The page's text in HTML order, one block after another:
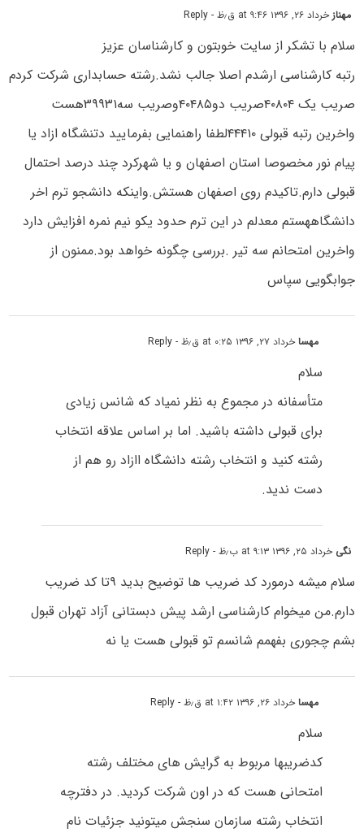
مهنازخرداد ۲۶, ۱۳۹۶ at ۹:۴۶ ق٫ظ - Reply
سلام با تشکر از سایت خوبتون و کارشناسان عزیز
رتبه کارشناسی ارشدم اصلا جالب نشد.رشته حسابداری شرکت کردم
صریب یک ۴۰۸۰۴صریب دو۴۰۴۸۵وصریب سه۳۹۹۳۱هست
واخرین رتبه قبولی ۴۴۴۱۰لطفا راهنمایی بفرمایید دتنشگاه ازاد یا
پیام نور مخصوصا استان اصفهان و یا شهرکرد چند درصد احتمال
قبولی دارم.تاکیدم روی اصفهان هستش.واینکه دانشجو ترم اخر
دانشگاههستم معدلم در این ترم حدود یکو نیم نمره افزایش دارد
واخرین امتحانم سه تیر .بررسی چگونه خواهد بود.ممنون از
جوابگویی سپاس
مهساخرداد ۲۷, ۱۳۹۶ at ۰:۲۵ ق٫ظ - Reply
سلام
متأسفانه در مجموع به نظر نمیاد که شانس زیادی
برای قبولی داشته باشید. اما بر اساس علاقه انتخاب
رشته کنید و انتخاب رشته دانشگاه اازاد رو هم از
دست ندید.
نگی خرداد ۲۵, ۱۳۹۶ at ۹:۱۳ ب٫ظ - Reply
سلام میشه درمورد کد ضریب ها توضیح بدید ۹تا کد ضریب
دارم.من میخوام کارشناسی ارشد پیش دبستانی آزاد تهران قبول
بشم چجوری بفهمم شانسم تو قبولی هست یا نه
مهساخرداد ۲۶, ۱۳۹۶ at ۱:۴۲ ق٫ظ - Reply
سلام
کدضریبها مربوط به گرایش های مختلف رشته
امتحانی هست که در اون شرکت کردید. در دفترچه
انتخاب رشته سازمان سنجش میتونید جزئیات نام